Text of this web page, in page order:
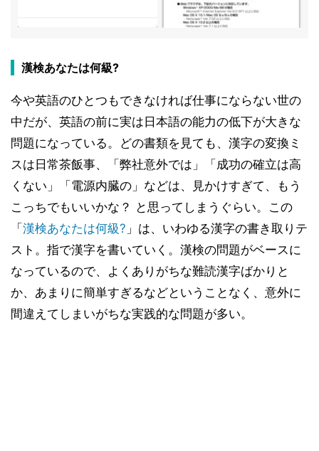
漢検あなたは何級?
今や英語のひとつもできなければ仕事にならない世の
中だが、英語の前に実は日本語の能力の低下が大きな
問題になっている。どの書類を見ても、漢字の変換ミ
スは日常茶飯事、「弊社意外では」「成功の確立は高
くない」「電源内臓の」などは、見かけすぎて、もう
こっちでもいいかな？ と思ってしまうぐらい。この
「 漢検あなたは何級? 」は、いわゆる漢字の書き取りテ
スト。指で漢字を書いていく。漢検の問題がベースに
なっているので、よくありがちな難読漢字ばかりと
か、あまりに簡単すぎるなどということなく、意外に
間違えてしまいがちな実践的な問題が多い。